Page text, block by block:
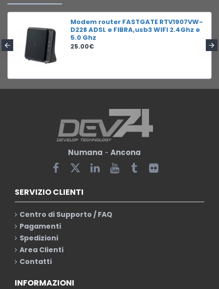
Modem router FASTGATE RTV1907VW-
D228 ADSL e FIBRA,usb3 WIFI 2.4Ghz e
5.0 Ghz
25.00€
Numana - Ancona
SERVIZIO CLIENTI
Centro di Supporto / FAQ
Pagamenti
Spedizioni
Area Clienti
Contatti
INFORMAZIONI